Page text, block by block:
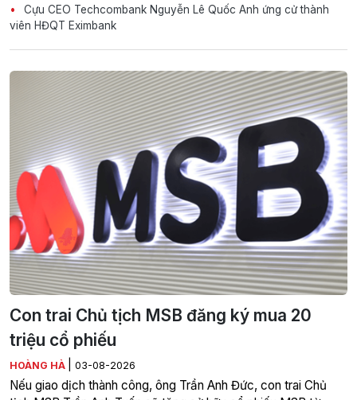
Cựu CEO Techcombank Nguyễn Lê Quốc Anh ứng cử thành
viên HĐQT Eximbank
Con trai Chủ tịch MSB đăng ký mua 20
triệu cổ phiếu
HOÀNG HÀ 03-08-2026
Nếu giao dịch thành công, ông Trần Anh Đức, con trai Chủ